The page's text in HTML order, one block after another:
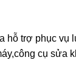
hỗ trợ phục vụ
cụ sửa